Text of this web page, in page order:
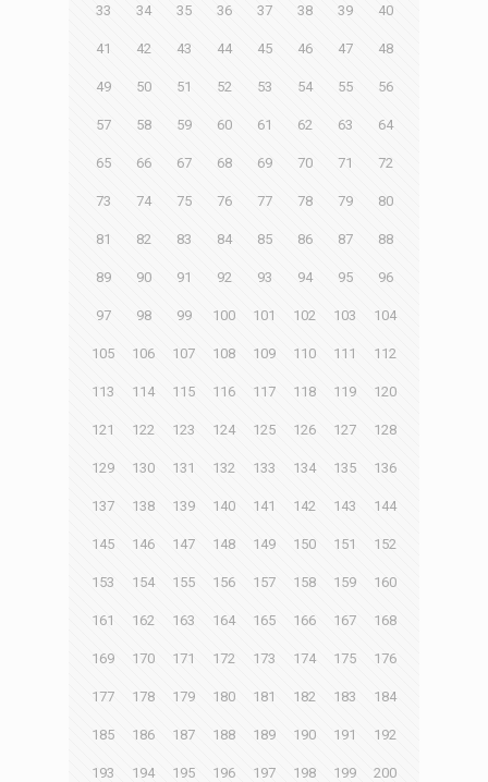
33 34 35 36 37 38 39 40
41 42 43 44 45 46 47 48
49 50 51 52 53 54 55 56
57 58 59 60 61 62 63 64
65 66 67 68 69 70 71 72
73 74 75 76 77 78 79 80
81 82 83 84 85 86 87 88
89 90 91 92 93 94 95 96
97 98 99 100 101 102 103 104
105 106 107 108 109 110 111 112
113 114 115 116 117 118 119 120
121 122 123 124 125 126 127 128
129 130 131 132 133 134 135 136
137 138 139 140 141 142 143 144
145 146 147 148 149 150 151 152
153 154 155 156 157 158 159 160
161 162 163 164 165 166 167 168
169 170 171 172 173 174 175 176
177 178 179 180 181 182 183 184
185 186 187 188 189 190 191 192
193 194 195 196 197 198 199 200